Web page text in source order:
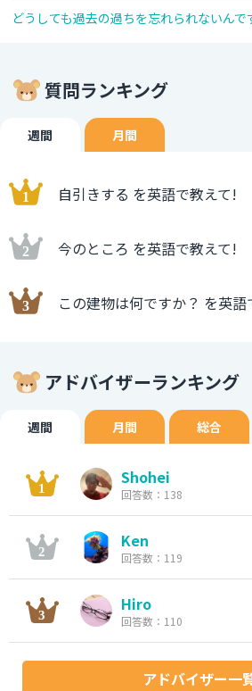
どうしても過去の過ちを忘れられないんで
質問ランキング
週間 月間
自引きする を英語で教えて!
今のところ を英語で教えて!
この建物は何ですか？ を英語
アドバイザーランキング
週間 月間 総合
Shohei
回答数：138
Ken
回答数：119
Hiro
回答数：110
アドバイザー一